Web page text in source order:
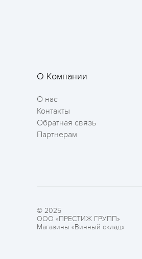
О Компании
О нас
Контакты
Обратная связь
Партнерам
© 2025
ООО «ПРЕСТИЖ ГРУПП»
Магазины «Винный склад»